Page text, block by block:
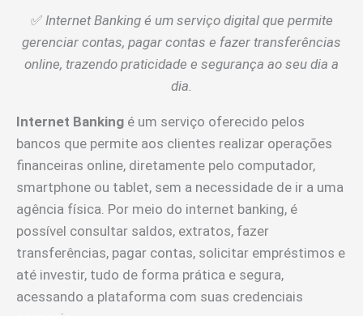
✅ Internet Banking é um serviço digital que permite
gerenciar contas, pagar contas e fazer transferências
online, trazendo praticidade e segurança ao seu dia a
dia.
Internet Banking é um serviço oferecido pelos
bancos que permite aos clientes realizar operações
financeiras online, diretamente pelo computador,
smartphone ou tablet, sem a necessidade de ir a uma
agência física. Por meio do internet banking, é
possível consultar saldos, extratos, fazer
transferências, pagar contas, solicitar empréstimos e
até investir, tudo de forma prática e segura,
acessando a plataforma com suas credenciais